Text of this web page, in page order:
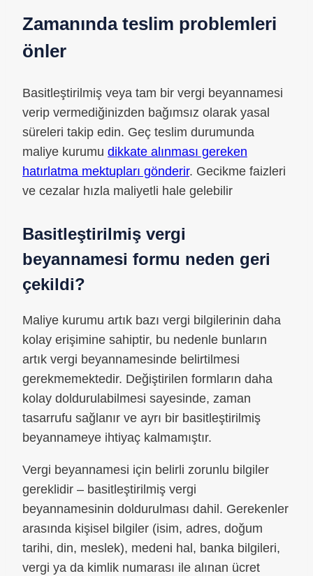
Zamanında teslim problemleri
önler
Basitleştirilmiş veya tam bir vergi beyannamesi
verip vermediğinizden bağımsız olarak yasal
süreleri takip edin. Geç teslim durumunda
maliye kurumu dikkate alınması gereken
hatırlatma mektupları gönderir. Gecikme faizleri
ve cezalar hızla maliyetli hale gelebilir
Basitleştirilmiş vergi
beyannamesi formu neden geri
çekildi?
Maliye kurumu artık bazı vergi bilgilerinin daha
kolay erişimine sahiptir, bu nedenle bunların
artık vergi beyannamesinde belirtilmesi
gerekmemektedir. Değiştirilen formların daha
kolay doldurulabilmesi sayesinde, zaman
tasarrufu sağlanır ve ayrı bir basitleştirilmiş
beyannameye ihtiyaç kalmamıştır.
Vergi beyannamesi için belirli zorunlu bilgiler
gereklidir – basitleştirilmiş vergi
beyannamesinin doldurulması dahil. Gerekenler
arasında kişisel bilgiler (isim, adres, doğum
tarihi, din, meslek), medeni hal, banka bilgileri,
vergi ya da kimlik numarası ile alınan ücret